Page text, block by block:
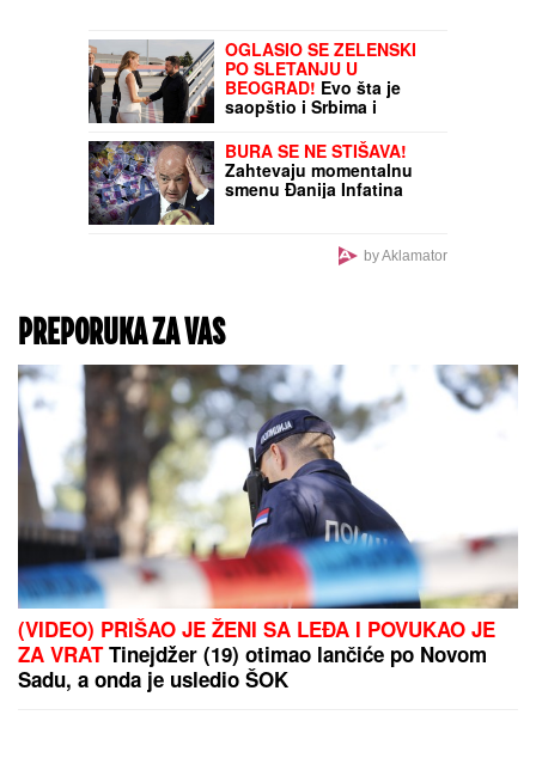
OGLASIO SE ZELENSKI
PO SLETANJU U
BEOGRAD! Evo šta je
saopštio i Srbima i
VIDEO)
BURA SE NE STIŠAVA!
Zahtevaju momentalnu
smenu Đanija Infatina
by Aklamator
PREPORUKA ZA VAS
(VIDEO) PRIŠAO JE ŽENI SA LEĐA I POVUKAO JE
ZA VRATTinejdžer (19) otimao lančiće po Novom
Sadu, a onda je usledio ŠOK